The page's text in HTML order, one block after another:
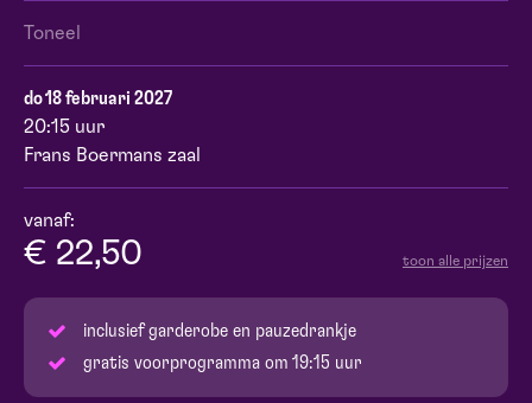
Toneel
do 18 februari 2027
20:15 uur
Frans Boermans zaal
vanaf:
€ 22,50 toon alle prijzen
inclusief garderobe en pauzedrankje
gratis voorprogramma om 19:15 uur